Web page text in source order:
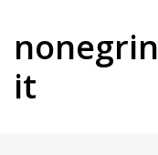
contenuto
it